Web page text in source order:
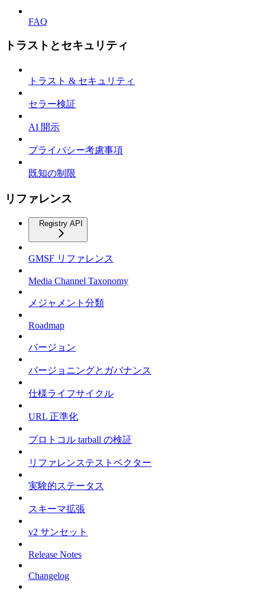
FAQ
トラストとセキュリティ
トラスト & セキュリティ
セラー検証
AI 開示
プライバシー考慮事項
既知の制限
リファレンス
Registry API
GMSF リファレンス
Media Channel Taxonomy
メジャメント分類
Roadmap
バージョン
バージョニングとガバナンス
仕様ライフサイクル
URL 正準化
プロトコル tarball の検証
リファレンステストベクター
実験的ステータス
スキーマ拡張
v2 サンセット
Release Notes
Changelog